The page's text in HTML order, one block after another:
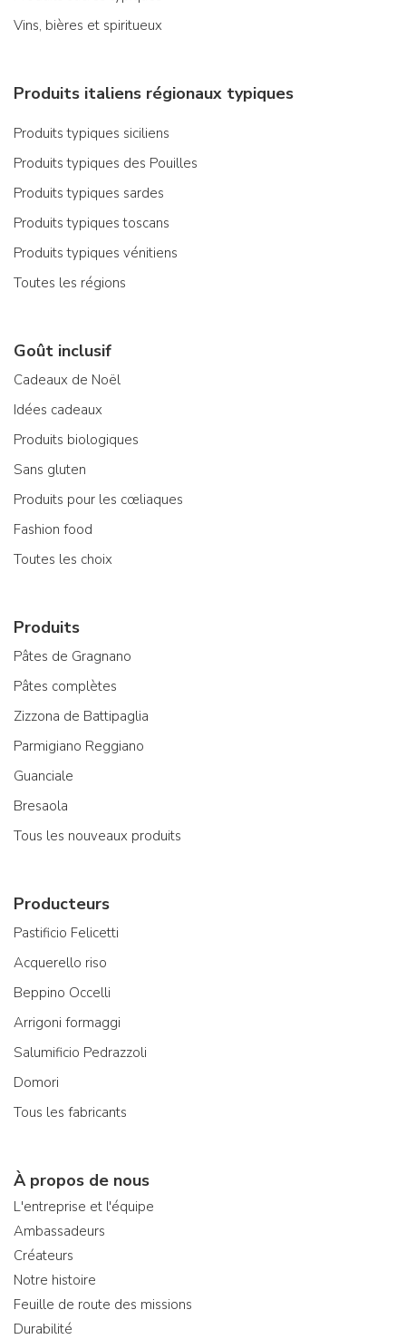
Vins, bières et spiritueux
Produits italiens régionaux typiques
Produits typiques siciliens
Produits typiques des Pouilles
Produits typiques sardes
Produits typiques toscans
Produits typiques vénitiens
Toutes les régions
Goût inclusif
Cadeaux de Noël
Idées cadeaux
Produits biologiques
Sans gluten
Produits pour les cœliaques
Fashion food
Toutes les choix
Produits
Pâtes de Gragnano
Pâtes complètes
Zizzona de Battipaglia
Parmigiano Reggiano
Guanciale
Bresaola
Tous les nouveaux produits
Producteurs
Pastificio Felicetti
Acquerello riso
Beppino Occelli
Arrigoni formaggi
Salumificio Pedrazzoli
Domori
Tous les fabricants
À propos de nous
L'entreprise et l'équipe
Ambassadeurs
Créateurs
Notre histoire
Feuille de route des missions
Durabilité